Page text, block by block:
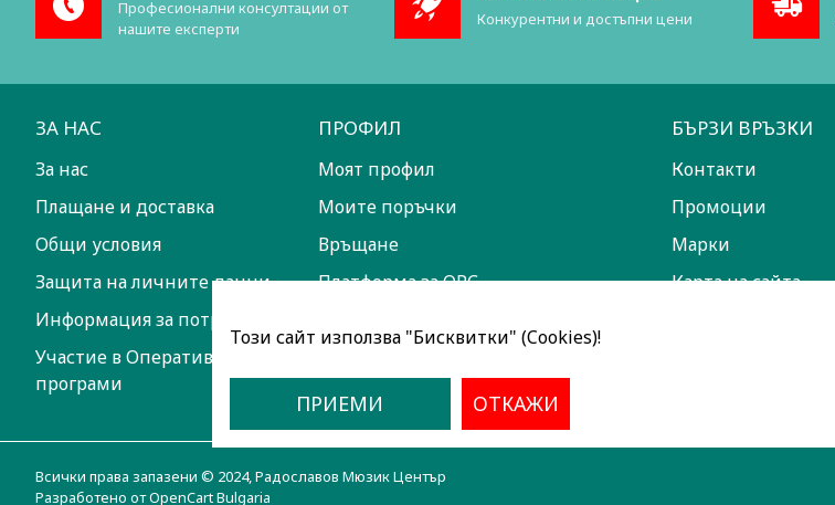
Професионални консултации от
нашите експерти
Конкурентни и достъпни цени
ЗА НАС
За нас
Плащане и доставка
Общи условия
Защита на личните данни
Информация за потребителите
Участие в Оперативни
програми
ПРОФИЛ
Моят профил
Моите поръчки
Връщане
Платформа за ОРС
БЪРЗИ ВРЪЗКИ
Контакти
Промоции
Марки
Карта на сайта
Всички права запазени © 2024, Радославов Мюзик Център
Разработено от OpenCart Bulgaria
Този сайт използва "Бисквитки" (Cookies)!
ПРИЕМИ ОТКАЖИ